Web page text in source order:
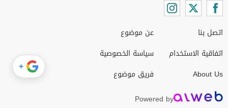
اتصل بنا
اتفاقية الاستخدام
About Us
عن موضوع
سياسة الخصوصية
فريق موضوع
Powered by
+